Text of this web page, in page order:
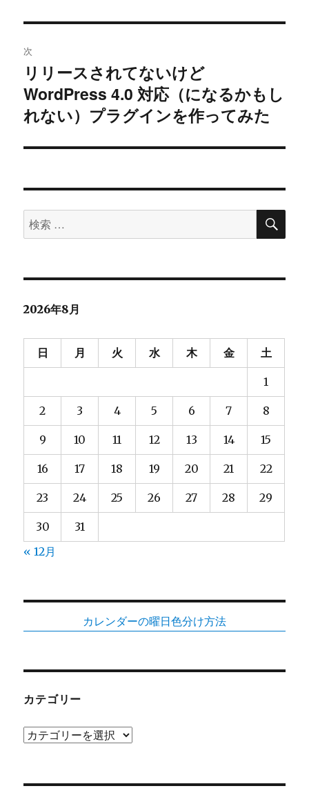
ゲ
ー
シ
ョ
ン
稿:
次
次
の
投
リリースされてないけど
WordPress 4.0 対応（になるかもし
れない）プラグインを作ってみた
検
索
象:
検
2026年8月
日 月 火 水 木 金 土
1
2 3 4 5 6 7 8
9 10 11 12 13 14 15
16 17 18 19 20 21 22
23 24 25 26 27 28 29
30
31
« 12月
カレンダーの曜日色分け方法
カテゴリー
カ